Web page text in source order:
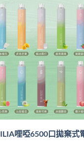
ILIA哩啞6500口拋棄式